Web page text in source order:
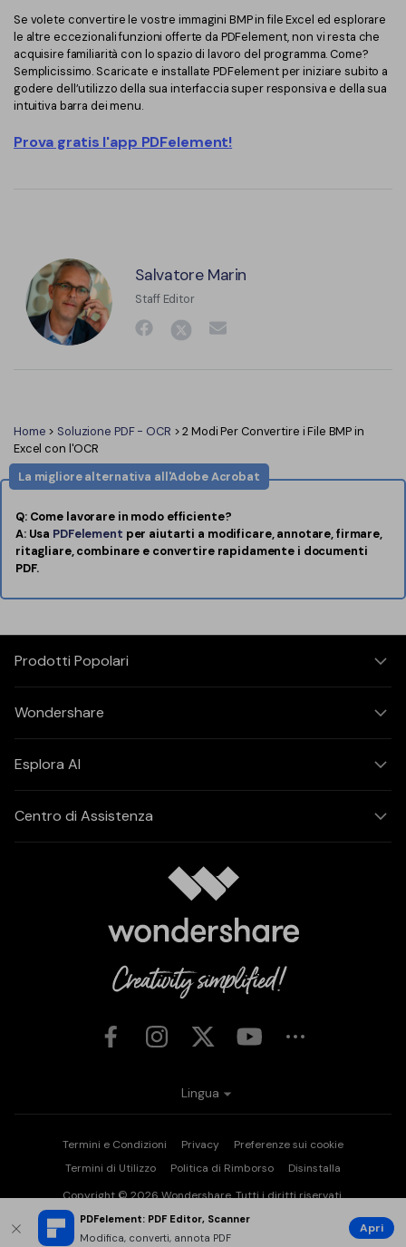
PDFelement: PDF Editor, Scanner
Modifica, converti, annota PDF
Apri
Se volete convertire le vostre immagini BMP in file Excel ed esplorare
le altre eccezionali funzioni offerte da PDFelement, non vi resta che
acquisire familiarità con lo spazio di lavoro del programma. Come?
Semplicissimo. Scaricate e installate PDFelement per iniziare subito a
godere dell’utilizzo della sua interfaccia super responsiva e della sua
intuitiva barra dei menu.
Prova gratis l'app PDFelement!
Salvatore Marin
Staff Editor
Home > Soluzione PDF - OCR > 2 Modi Per Convertire i File BMP in
Excel con l'OCR
La migliore alternativa all'Adobe Acrobat
Q: Come lavorare in modo efficiente?
A: Usa PDFelement per aiutarti a modificare, annotare, firmare,
ritagliare, combinare e convertire rapidamente i documenti
PDF.
Prodotti Popolari
Wondershare
Esplora AI
Centro di Assistenza
Termini e Condizioni Privacy
Preferenze sui cookie
Termini di Utilizzo
Politica di Rimborso
Disinstalla
Copyright © 2026Wondershare. Tutti i diritti riservati.
Lingua